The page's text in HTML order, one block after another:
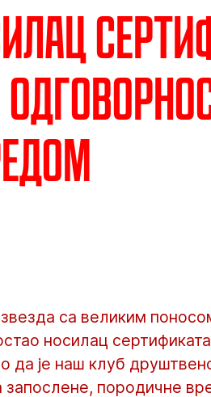
са великим
носилац
да је наш клуб
породичне